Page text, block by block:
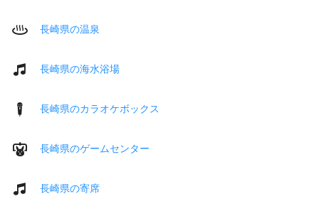
長崎県の温泉
長崎県の海水浴場
長崎県のカラオケボックス
長崎県のゲームセンター
長崎県の寄席